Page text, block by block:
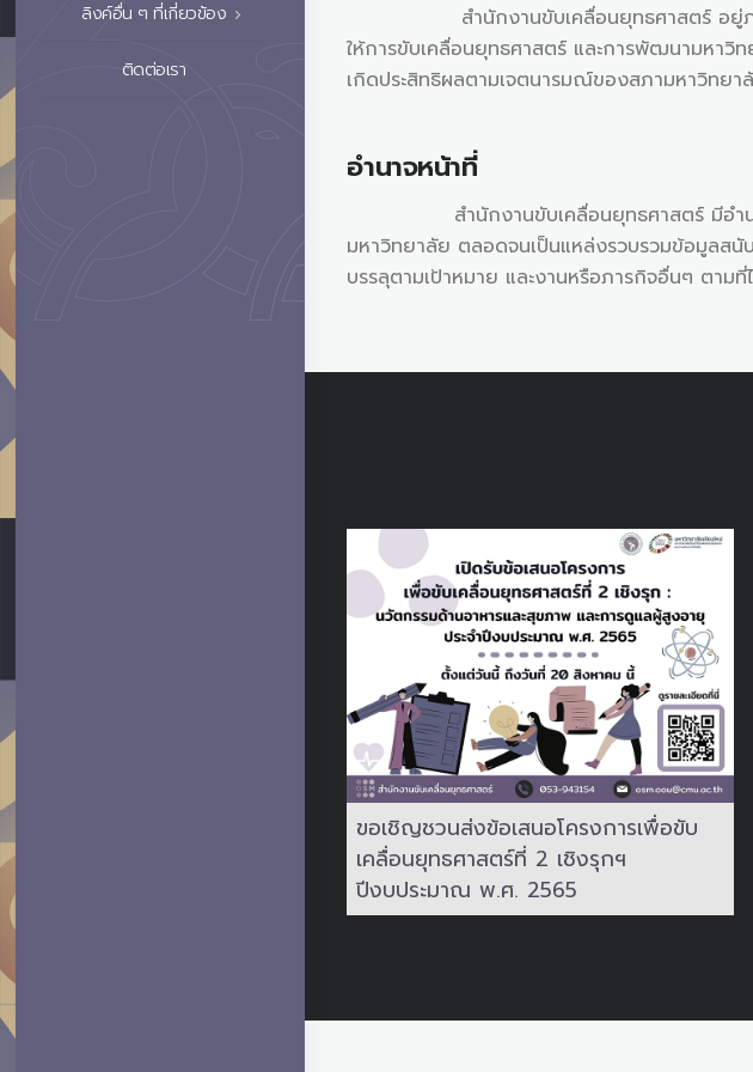
ลิงค์อื่น ๆ ที่เกี่ยวข้อง
ติดต่อเรา
สำนักงานขับเคลื่อนยุทธศาสตร์ อยู่ภายใต้
ให้การขับเคลื่อนยุทธศาสตร์ และการพัฒนามหาวิ
เกิดประสิทธิผลตามเจตนารมณ์ของสภามหาวิทยา
อำนาจหน้าที่
สำนักงานขับเคลื่อนยุทธศาสตร์ มีอำนาจหน้
มหาวิทยาลัย ตลอดจนเป็นแหล่งรวบรวมข้อมูลส
บรรลุตามเป้าหมาย และงานหรือภารกิจอื่นๆ ตาม
ขอเชิญชวนส่งข้อเสนอโครงการเพื่อขับ
เคลื่อนยุทธศาสตร์ที่ 2 เชิงรุกฯ
ปีงบประมาณ พ.ศ. 2565